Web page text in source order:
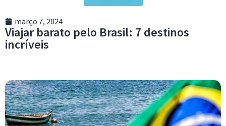
março 7, 2024
Viajar barato pelo Brasil: 7 destinos
incríveis